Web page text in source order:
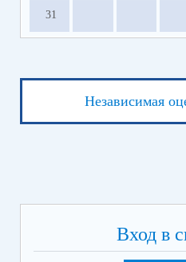
31
Независимая
Вход в